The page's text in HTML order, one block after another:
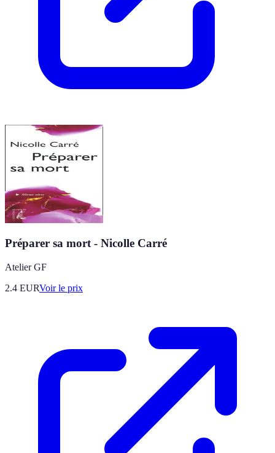
Préparer sa mort - Nicolle Carré
Atelier GF
2.4 EURVoir le prix